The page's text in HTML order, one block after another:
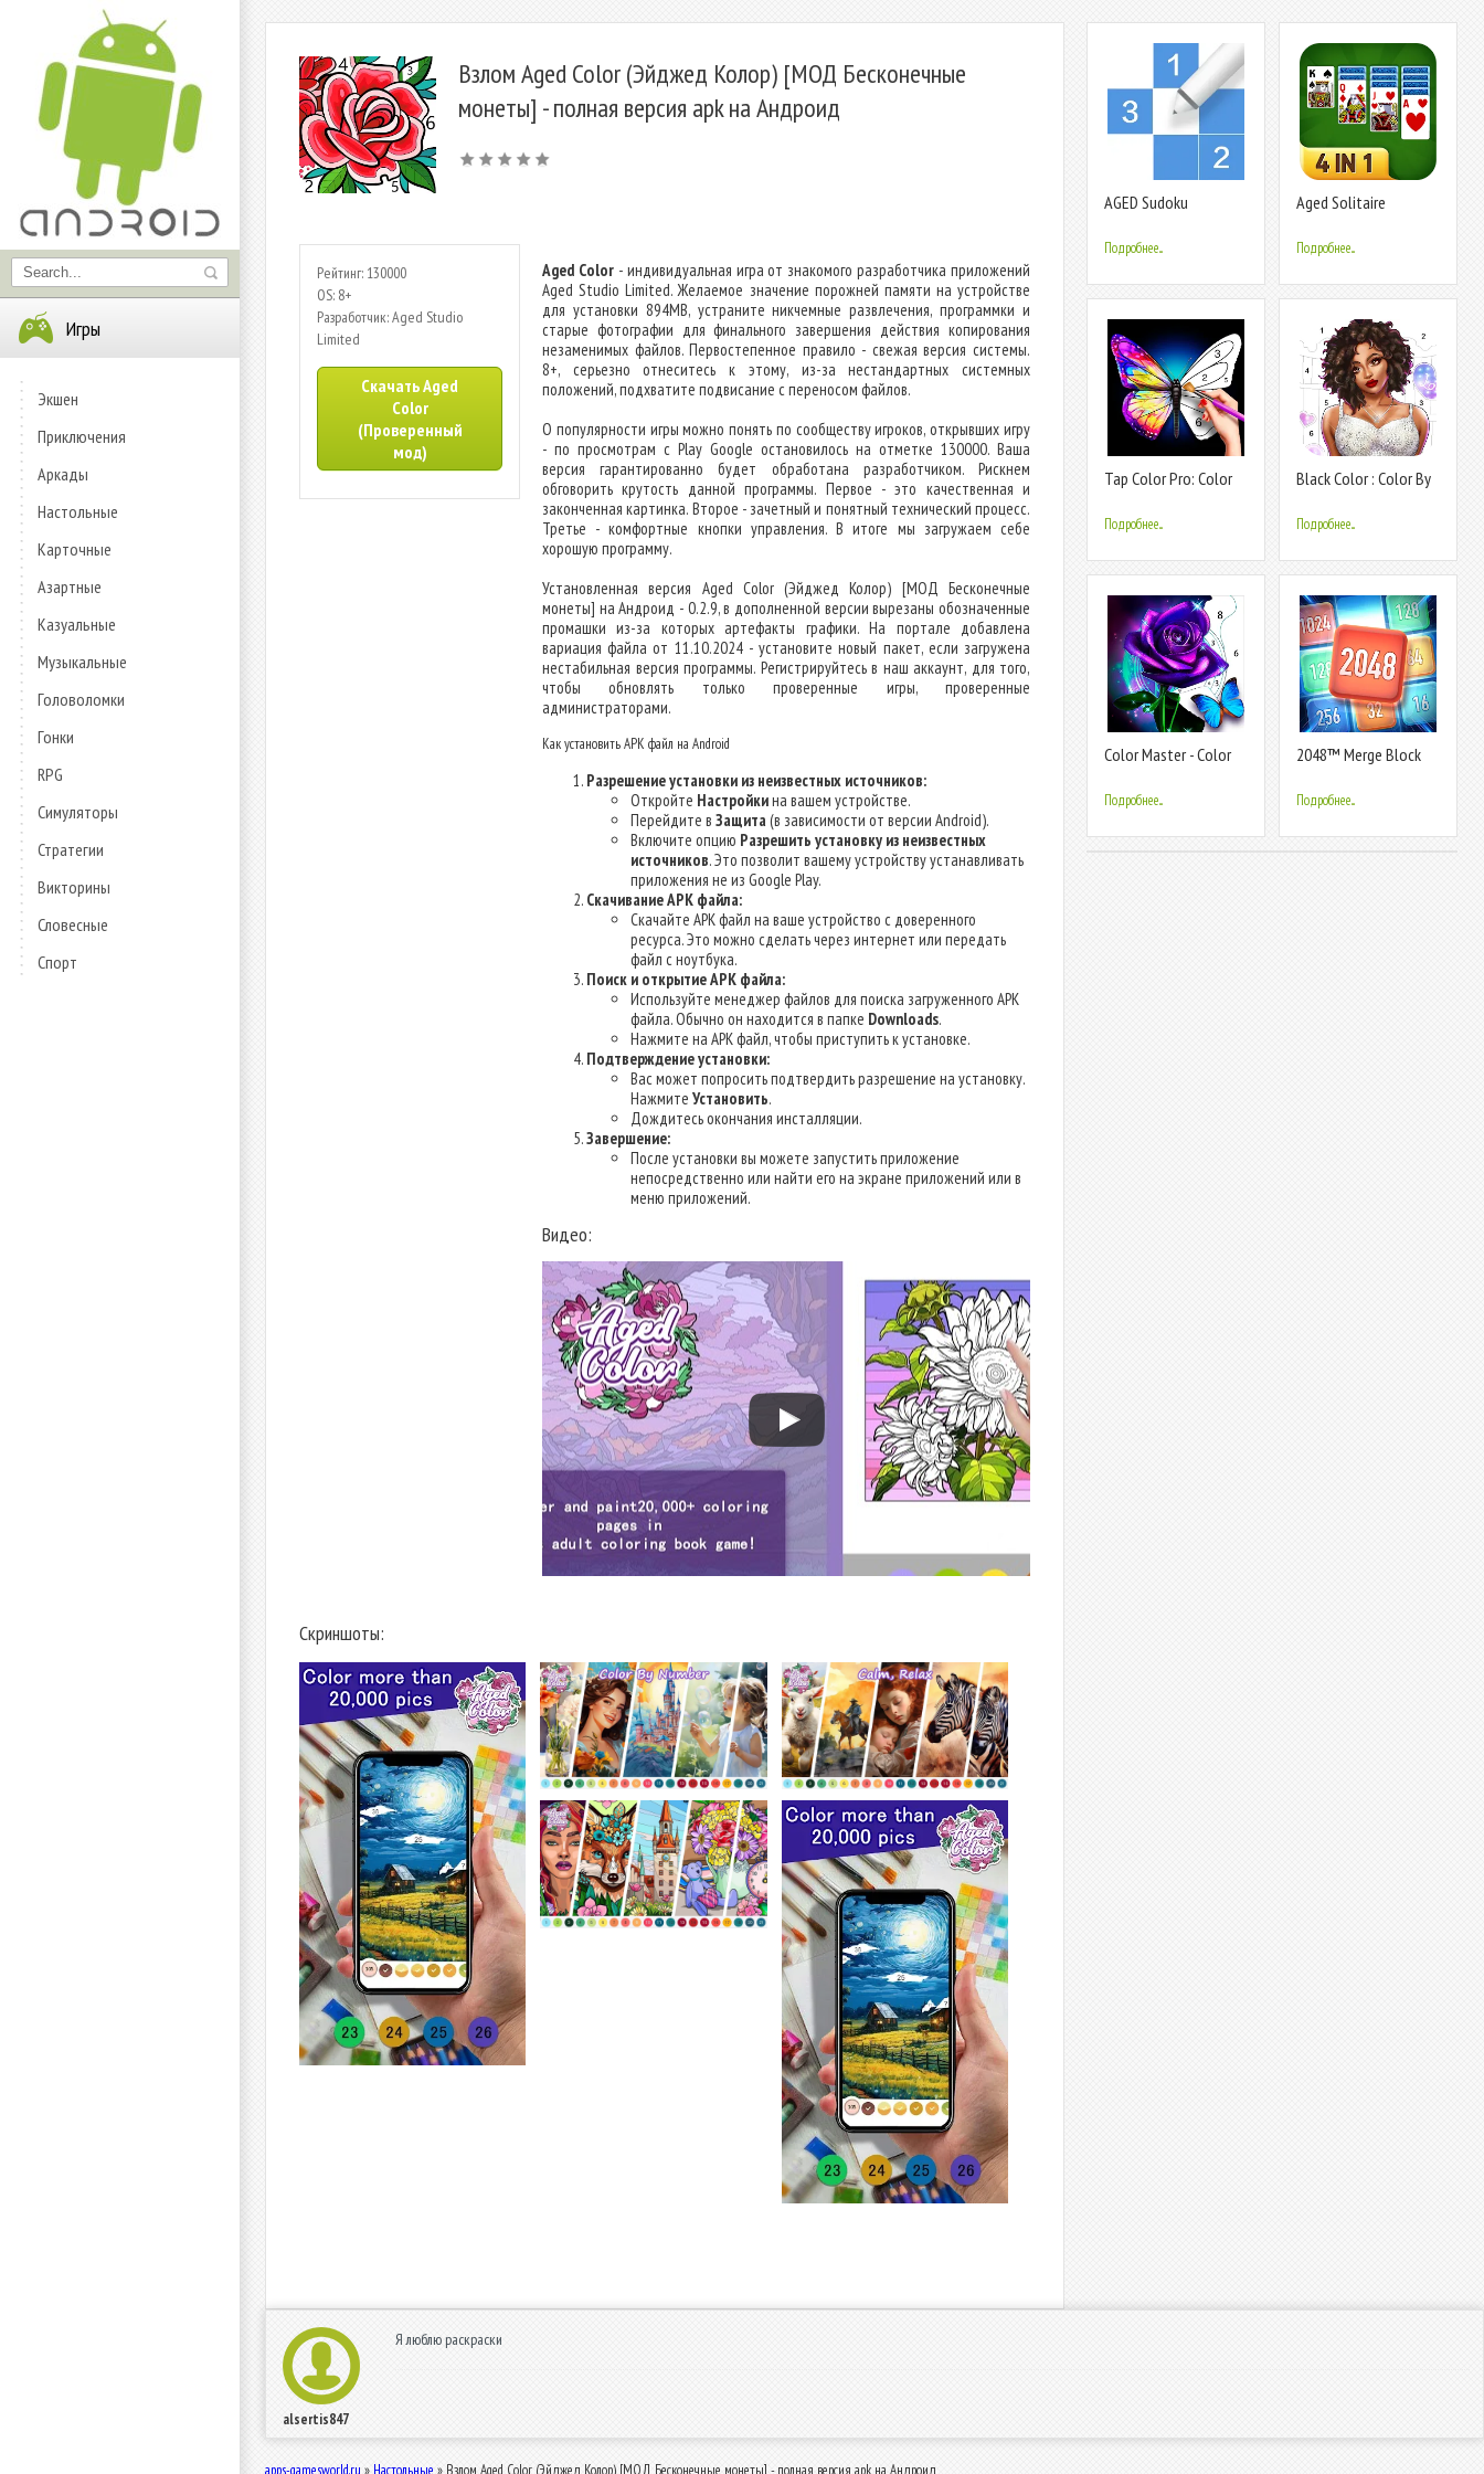
Игры
Экшен
Приключения
Аркады
Настольные
Карточные
Азартные
Казуальные
Музыкальные
Головоломки
Гонки
RPG
Симуляторы
Стратегии
Викторины
Словесные
Спорт
Взлом Aged Color (Эйджед Колор) [МОД Бесконечные
монеты] - полная версия apk на Андроид
Рейтинг: 130000
OS: 8+
Разработчик: Aged Studio
Limited
Скачать Aged
Color
(Проверенный
мод)
Aged Color- индивидуальная игра от знакомого разработчика приложений
Aged Studio Limited. Желаемое значение порожней памяти на устройстве
для установки 894MB, устраните никчемные развлечения, программки и
старые фотографии для финального завершения действия копирования
незаменимых файлов. Первостепенное правило - свежая версия системы.
8+, серьезно отнеситесь к этому, из-за нестандартных системных
положений, подхватите подвисание с переносом файлов.
О популярности игры можно понять по сообществу игроков, открывших игру
- по просмотрам с Play Google остановилось на отметке 130000. Ваша
версия гарантированно будет обработана разработчиком. Рискнем
обговорить крутость данной программы. Первое - это качественная и
законченная картинка. Второе - зачетный и понятный технический процесс.
Третье - комфортные кнопки управления. В итоге мы загружаем себе
хорошую программу.
Установленная версия Aged Color (Эйджед Колор) [МОД Бесконечные
монеты] на Андроид - 0.2.9, в дополненной версии вырезаны обозначенные
промашки из-за которых артефакты графики. На портале добавлена
вариация файла от 11.10.2024 - установите новый пакет, если загружена
нестабильная версия программы. Регистрируйтесь в наш аккаунт, для того,
чтобы обновлять только проверенные игры, проверенные
администраторами.
Как установить APK файл на Android
Разрешение установки из неизвестных источников:
Откройте Настройкина вашем устройстве.
Перейдите в Защита(в зависимости от версии Android).
Включите опцию Разрешить установку из неизвестных
источников. Это позволит вашему устройству устанавливать
приложения не из Google Play.
Скачивание APK файла:
Скачайте APK файл на ваше устройство с доверенного
ресурса. Это можно сделать через интернет или передать
файл с ноутбука.
Поиск и открытие APK файла:
Используйте менеджер файлов для поиска загруженного APK
файла. Обычно он находится в папке Downloads.
Нажмите на APK файл, чтобы приступить к установке.
Подтверждение установки:
Вас может попросить подтвердить разрешение на установку.
Нажмите Установить.
Дождитесь окончания инсталляции.
Завершение:
После установки вы можете запустить приложение
непосредственно или найти его на экране приложений или в
меню приложений.
Видео:
Скриншоты:
AGED Sudoku
Подробнее...
Aged Solitaire
Подробнее...
Tap Color Pro: Color
Подробнее...
Black Color : Color By
Подробнее...
Color Master - Color
Подробнее...
2048™ Merge Block
Подробнее...
alsertis847
Я люблю раскраски